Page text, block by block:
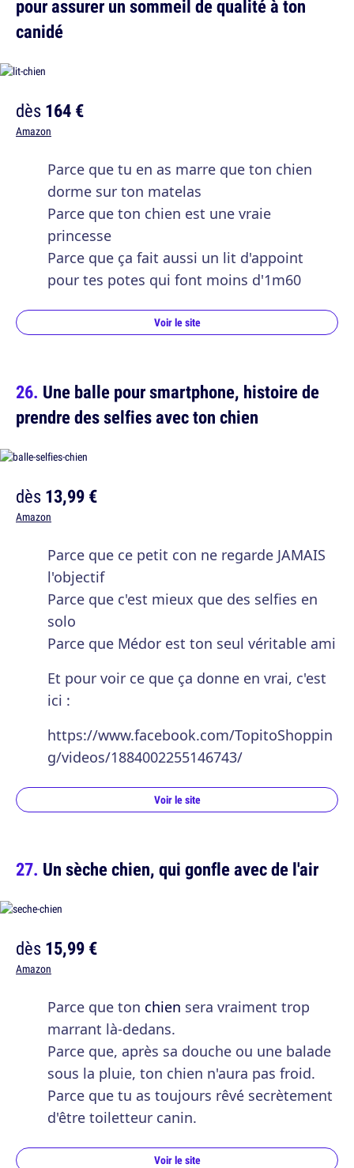
pour assurer un sommeil de qualité à ton
canidé
dès164 €
Amazon
Parce que tu en as marre que ton chien
dorme sur ton matelas
Parce que ton chien est une vraie
princesse
Parce que ça fait aussi un lit d'appoint
pour tes potes qui font moins d'1m60
Voir le site
Une balle pour smartphone, histoire de
prendre des selfies avec ton chien
dès13,99 €
Amazon
Parce que ce petit con ne regarde JAMAIS
l'objectif
Parce que c'est mieux que des selfies en
solo
Parce que Médor est ton seul véritable ami
Et pour voir ce que ça donne en vrai, c'est
ici :
https://www.facebook.com/TopitoShoppin
g/videos/1884002255146743/
Voir le site
Un sèche chien, qui gonfle avec de l'air
dès15,99 €
Amazon
Parce que ton chien sera vraiment trop
marrant là-dedans.
Parce que, après sa douche ou une balade
sous la pluie, ton chien n'aura pas froid.
Parce que tu as toujours rêvé secrètement
d'être toiletteur canin.
Voir le site